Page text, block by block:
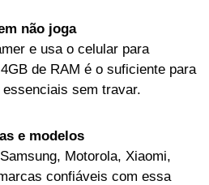
não joga
e usa o celular para
de RAM é o suficiente para
sem travar.
e modelos
Motorola, Xiaomi,
confiáveis com essa